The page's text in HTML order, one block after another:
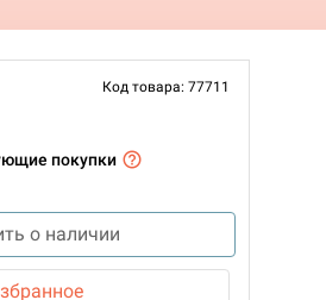
Код товара: 77711
покупки
о наличии